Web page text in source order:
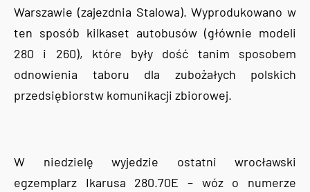
Warszawie (zajezdnia Stalowa). Wyprodukowano w
ten sposób kilkaset autobusów (głównie modeli
280 i 260), które były dość tanim sposobem
odnowienia taboru dla zubożałych polskich
przedsiębiorstw komunikacji zbiorowej.
W niedzielę wyjedzie ostatni wrocławski
egzemplarz Ikarusa 280.70E – wóz o numerze